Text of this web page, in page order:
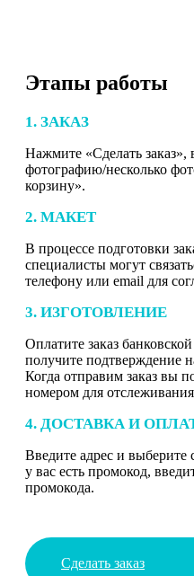
Этапы работы
1. ЗАКАЗ
Нажмите «Сделать заказ»,
фотографию/несколько
корзину».
2. МАКЕТ
В процессе подготовки
специалисты могут
телефону или email для
3. ИЗГОТОВЛЕНИЕ
Оплатите заказ
получите подтверждение
Когда отправим заказ вы
номером для
4. ДОСТАВКА И
Введите адрес и выберите
у вас есть промокод,
промокода.
Сделать заказ